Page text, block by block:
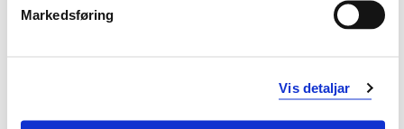
Markedsføring
Vis detaljar
utdanningssystemet (FLEKS)